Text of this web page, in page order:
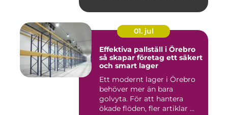
01. jul
Effektiva pallställ i Örebro
så skapar företag ett säkert
och smart lager
Ett modernt lager i Örebro
behöver mer än bara
golvyta. För att hantera
ökade flöden, fler artiklar ...